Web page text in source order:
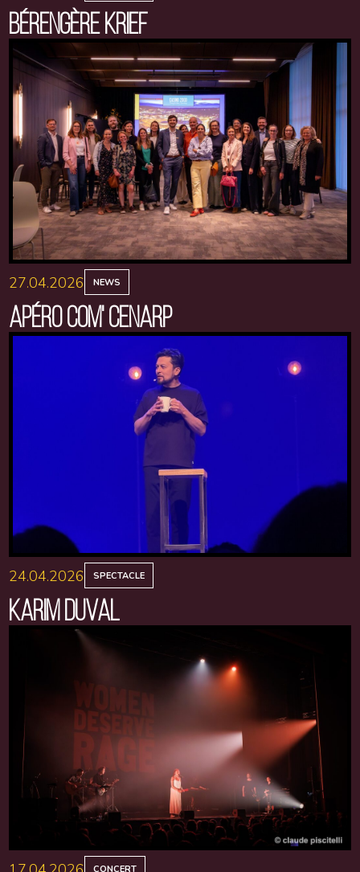
BÉRENGÈRE KRIEF
27.04.2026 NEWS
APÉRO COM' CENARP
24.04.2026 SPECTACLE
KARIM DUVAL
CONCERT